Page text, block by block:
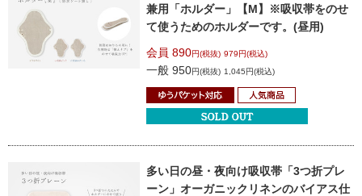
兼用
「ホルダー」【M】
※吸収帯をのせ
て使うためのホルダーです。(昼用)
会員 890円(税抜) 979円(税込)
一般 950円(税抜) 1,045円(税込)
多い日の昼・夜向け吸収帯 「3つ折プレ
ーン」オーガニックリネンのバイアス仕